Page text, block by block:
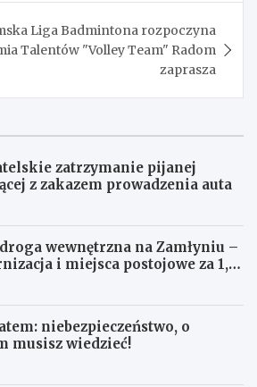
Liga Badmintona rozpoczyna
Talentów "Volley Team" Radom
zaprasza
zatrzymanie pijanej
z zakazem prowadzenia auta
wewnętrzna na Zamłyniu –
i miejsca postojowe za 1,1
niebezpieczeństwo, o
musisz wiedzieć!